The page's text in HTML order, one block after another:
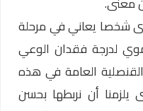
شخصا يعاني في مرحلة
لدرجة فقدان الوعي
العامة في هذه
يلزمنا أن نربطها بحسن